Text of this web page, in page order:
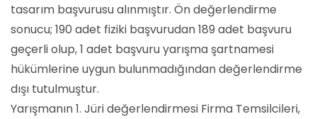
tasarım başvurusu alınmıştır. Ön değerlendirme
sonucu; 190 adet fiziki başvurudan 189 adet başvuru
geçerli olup, 1 adet başvuru yarışma şartnamesi
hükümlerine uygun bulunmadığından değerlendirme
dışı tutulmuştur.
Yarışmanın 1. Jüri değerlendirmesi Firma Temsilcileri,